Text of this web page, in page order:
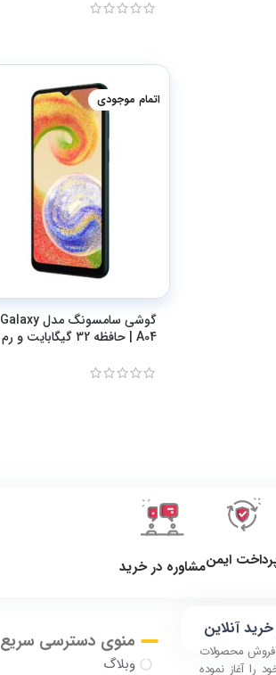
اتمام موجودی
گوشی سامسونگ مدل Galaxy
A04 | حافظه 32 گیگابایت و رم 3
ایمنمشاوره در خرید
آنلاین
فروش محصولات
را آغاز نموده
منوی دسترسی سریع
وبلاگ